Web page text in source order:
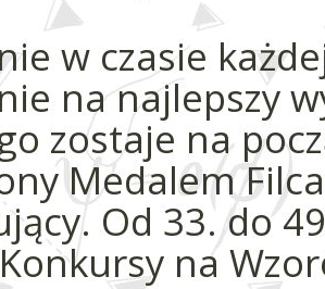
w czasie
na najlepszy
zostaje na
Medalem
Od 33. do
na